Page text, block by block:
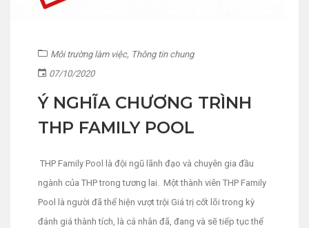
Môi trường làm việc, Thông tin chung
07/10/2020
Ý NGHĨA CHƯƠNG TRÌNH
THP FAMILY POOL
THP Family Pool là đội ngũ lãnh đạo và chuyên gia đầu
ngành của THP trong tương lai. Một thành viên THP Family
Pool là người đã thể hiện vượt trội Giá trị cốt lõi trong kỳ
đánh giá thành tích, là cá nhân đã, đang và sẽ tiếp tục thể